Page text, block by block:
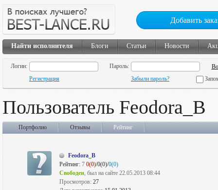
Добавить
Найти исполнителя Блоги Статьи Новости
Логин:
Пароль:
Регистрация
Забыли пароль?
Пользователь Feodora_B
Портфолио Отзывы Рейтинг
Feodora_B
Рейтинг: 7 0(0)/0(0)/0(0)
Свободен, был на сайте 22.05.2013 08:44
Просмотров: 27